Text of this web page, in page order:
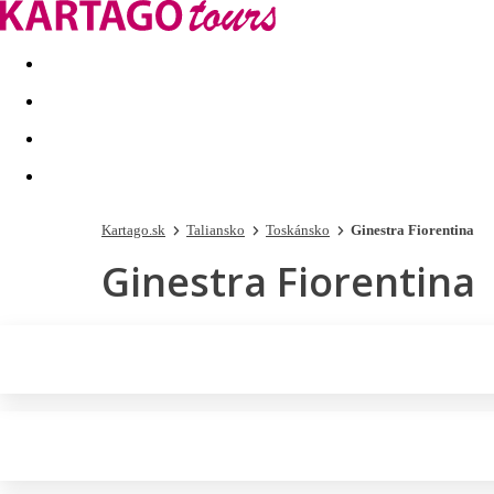
Last minute Dovolenkové kluby
Kartago.sk Taliansko Toskánsko Ginestra Fiorentina
Ginestra Fiorentina